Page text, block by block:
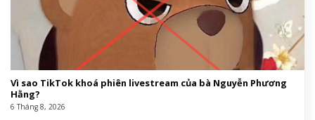
Vì sao TikTok khoá phiên livestream của bà Nguyễn Phương
Hằng?
6 Tháng 8, 2026